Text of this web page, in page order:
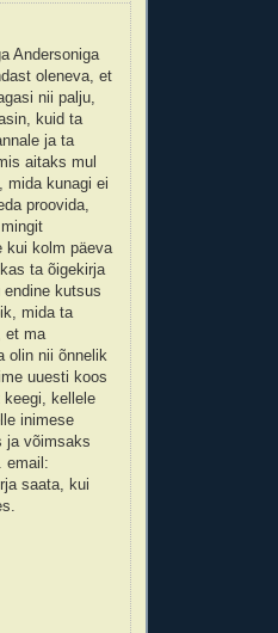
Andersoniga
oleneva, et
nii palju,
kuid ta
ja ta
aitaks mul
mida kunagi ei
proovida,
kui kolm päeva
ta õigekirja
kutsus
mida ta
et ma
olin nii õnnelik
uuesti koos
keegi, kellele
inimese
ja võimsaks
email:
saata, kui